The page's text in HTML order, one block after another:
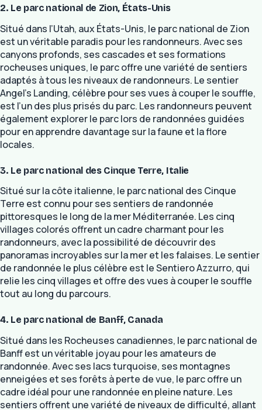
2. Le parc national de Zion, États-Unis
Situé dans l’Utah, aux États-Unis, le parc national de Zion
est un véritable paradis pour les randonneurs. Avec ses
canyons profonds, ses cascades et ses formations
rocheuses uniques, le parc offre une variété de sentiers
adaptés à tous les niveaux de randonneurs. Le sentier
Angel’s Landing, célèbre pour ses vues à couper le souffle,
est l’un des plus prisés du parc. Les randonneurs peuvent
également explorer le parc lors de randonnées guidées
pour en apprendre davantage sur la faune et la flore
locales.
3. Le parc national des Cinque Terre, Italie
Situé sur la côte italienne, le parc national des Cinque
Terre est connu pour ses sentiers de randonnée
pittoresques le long de la mer Méditerranée. Les cinq
villages colorés offrent un cadre charmant pour les
randonneurs, avec la possibilité de découvrir des
panoramas incroyables sur la mer et les falaises. Le sentier
de randonnée le plus célèbre est le Sentiero Azzurro, qui
relie les cinq villages et offre des vues à couper le souffle
tout au long du parcours.
4. Le parc national de Banff, Canada
Situé dans les Rocheuses canadiennes, le parc national de
Banff est un véritable joyau pour les amateurs de
randonnée. Avec ses lacs turquoise, ses montagnes
enneigées et ses forêts à perte de vue, le parc offre un
cadre idéal pour une randonnée en pleine nature. Les
sentiers offrent une variété de niveaux de difficulté, allant